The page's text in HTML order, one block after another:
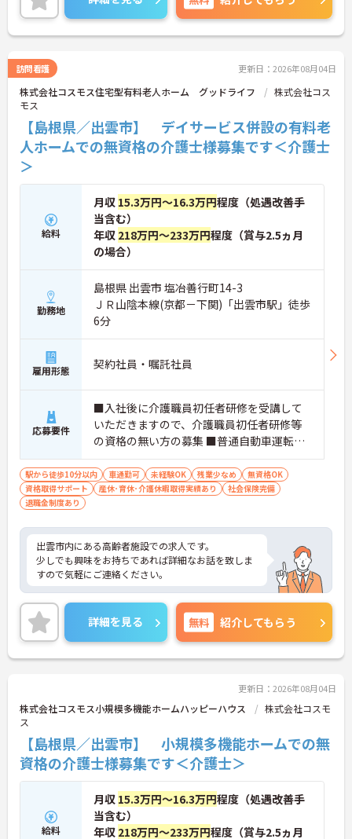
訪問看護 更新日：2026年08月04日
株式会社コスモス住宅型有料老人ホーム グッドライフ
株式会社コス
モス
【島根県／出雲市】 デイサービス併設の有料老
人ホームでの無資格の介護士様募集です＜介護士
＞
給料
月収 15.3万円～16.3万円程度（処遇改善手
当含む）
年収 218万円～233万円程度（賞与2.5ヵ月
の場合）
勤務地
島根県 出雲市 塩冶善行町14-3
ＪＲ山陰本線(京都－下関)「出雲市駅」徒歩
6分
雇用形態 契約社員・嘱託社員
応募要件
■入社後に介護職員初任者研修を受講して
いただきますので、介護職員初任者研修等
の資格の無い方の募集 ■普通自動車運転免
許（AT限定可）
駅から徒歩10分以内 車通勤可 未経験OK 残業少なめ
無資格OK
資格取得サポート
産休･育休･介護休暇取得実績あり
社会保険完備
退職金制度あり
出雲市内にある高齢者施設での求人です。
少しでも興味をお持ちであれば詳細なお話を致しま
すので気軽にご連絡ください。
詳細を見る 無料 紹介してもらう
更新日：2026年08月04日
株式会社コスモス小規模多機能ホームハッピーハウス
株式会社コスモ
ス
【島根県／出雲市】 小規模多機能ホームでの無
資格の介護士様募集です＜介護士＞
給料
月収 15.3万円～16.3万円程度（処遇改善手
当含む）
年収 218万円～233万円程度（賞与2.5ヵ月